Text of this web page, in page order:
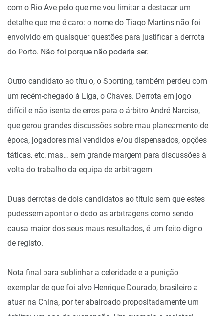
com o Rio Ave pelo que me vou limitar a destacar um
detalhe que me é caro: o nome do Tiago Martins não foi
envolvido em quaisquer questões para justificar a derrota
do Porto. Não foi porque não poderia ser.
Outro candidato ao título, o Sporting, também perdeu com
um recém-chegado à Liga, o Chaves. Derrota em jogo
difícil e não isenta de erros para o árbitro André Narciso,
que gerou grandes discussões sobre mau planeamento de
época, jogadores mal vendidos e/ou dispensados, opções
táticas, etc, mas… sem grande margem para discussões à
volta do trabalho da equipa de arbitragem.
Duas derrotas de dois candidatos ao título sem que estes
pudessem apontar o dedo às arbitragens como sendo
causa maior dos seus maus resultados, é um feito digno
de registo.
Nota final para sublinhar a celeridade e a punição
exemplar de que foi alvo Henrique Dourado, brasileiro a
atuar na China, por ter abalroado propositadamente um